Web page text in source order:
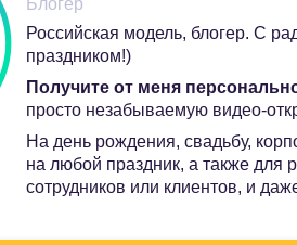
Блогер
Российская модель, блогер. С
праздником!)
Получите от меня
просто незабываемую видео-
На день рождения, свадьбу,
на любой праздник, а также для
сотрудников или клиентов, и